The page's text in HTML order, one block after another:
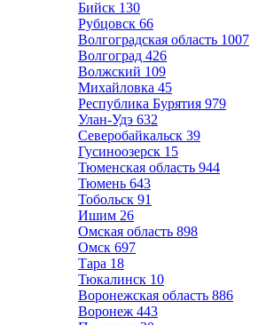
Бийск 130
Рубцовск 66
Волгоградская область 1007
Волгоград 426
Волжский 109
Михайловка 45
Республика Бурятия 979
Улан-Удэ 632
Северобайкальск 39
Гусиноозерск 15
Тюменская область 944
Тюмень 643
Тобольск 91
Ишим 26
Омская область 898
Омск 697
Тара 18
Тюкалинск 10
Воронежская область 886
Воронеж 443